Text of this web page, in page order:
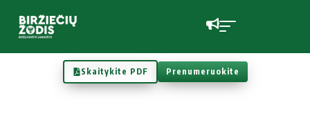
Skaitykite PDF Prenumeruokite